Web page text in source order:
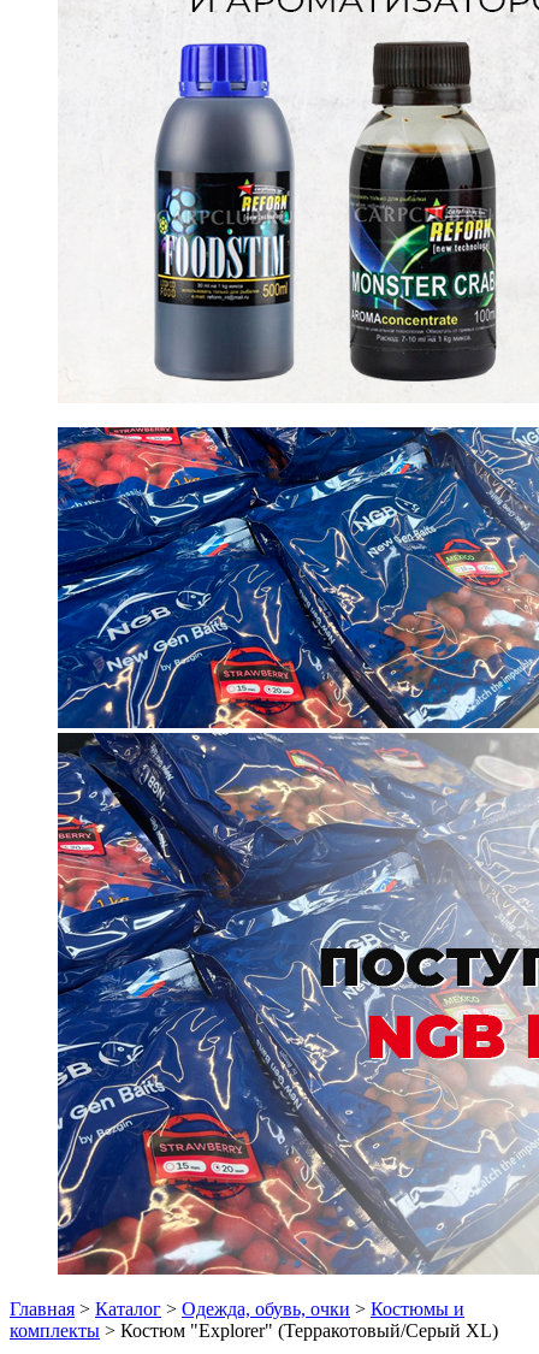
Главная > Каталог > Одежда, обувь, очки > Костюмы и
комплекты > Костюм "Explorer" (Терракотовый/Серый XL)